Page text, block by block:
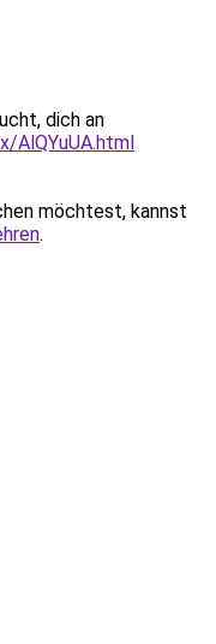
dich an
AlQYuUA.html
möchtest, kannst
.